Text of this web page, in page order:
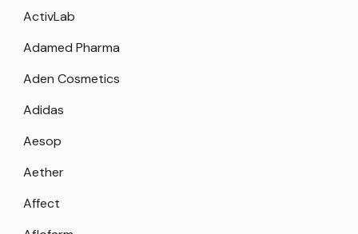
ActivLab
Adamed Pharma
Aden Cosmetics
Adidas
Aesop
Aether
Affect